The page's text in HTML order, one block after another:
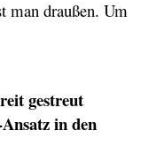
man draußen. Um
gestreut
in den